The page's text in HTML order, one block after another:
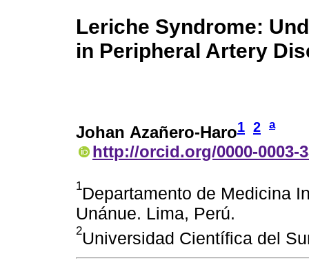
Leriche Syndrome:
in Peripheral Artery
Johan Azañero-Haro1 2 a
http://orcid.org/0000-0003-
1Departamento de Medicina
Unánue. Lima, Perú.
2Universidad Científica del